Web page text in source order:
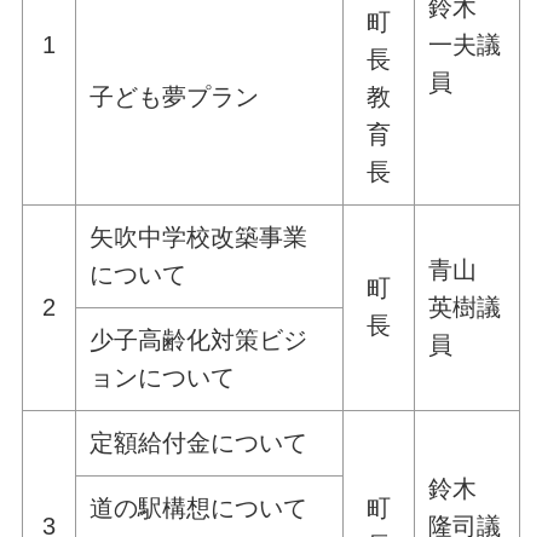
1
鈴木
一夫議
員
子ども夢プラン
町
長
教
育
長
2
矢吹中学校改築事業
について
町
長
青山
英樹議
員
少子高齢化対策ビジ
ョンについて
3
定額給付金について
町
鈴木
隆司議
道の駅構想について